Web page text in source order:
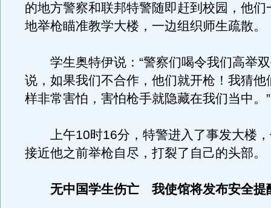
的地方警察和联邦特警随即赶到校园，他们
地举枪瞄准教学大楼，一边组织师生疏散。
学生奥特伊说：“警察们喝令我们高举双
说，如果我们不合作，他们就开枪！我猜他
样非常害怕，害怕枪手就隐藏在我们当中。”
上午10时16分，特警进入了事发大楼，
接近他之前举枪自尽，打裂了自己的头部。
无中国学生伤亡 我使馆将发布安全提